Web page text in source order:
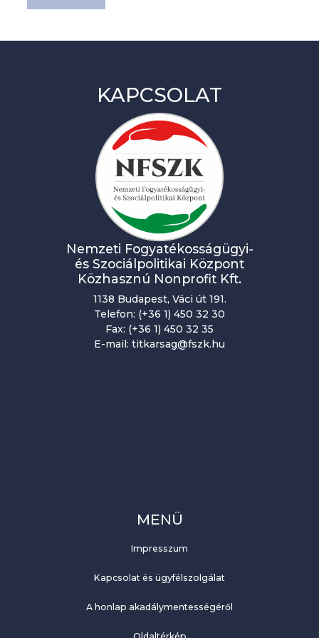
KAPCSOLAT
Nemzeti Fogyatékosságügyi-
és Szociálpolitikai Központ
Közhasznú Nonprofit Kft.
1138 Budapest, Váci út 191.
Telefon: (+36 1) 450 32 30
Fax: (+36 1) 450 32 35
E-mail: titkarsag@fszk.hu
MENÜ
Impresszum
Kapcsolat és ügyfélszolgálat
A honlap akadálymentességéről